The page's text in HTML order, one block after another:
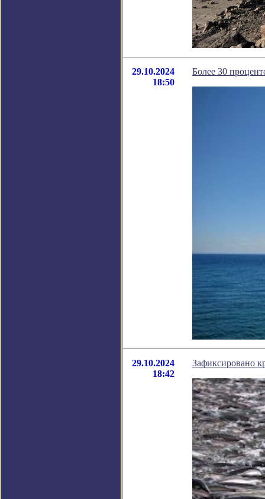
29.10.2024
18:50
Более 30
29.10.2024
18:42
Зафиксировано